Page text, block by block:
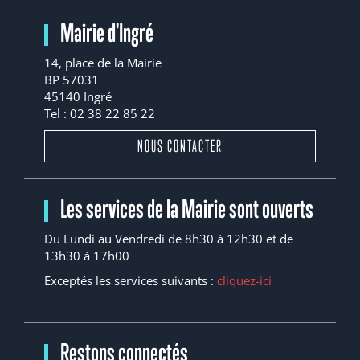
Mairie d'Ingré
14, place de la Mairie
BP 57031
45140 Ingré
Tel : 02 38 22 85 22
NOUS CONTACTER
Les services de la Mairie sont ouverts
Du Lundi au Vendredi de 8h30 à 12h30 et de
13h30 à 17h00
Exceptés les services suivants : cliquez-ici
Restons connectés